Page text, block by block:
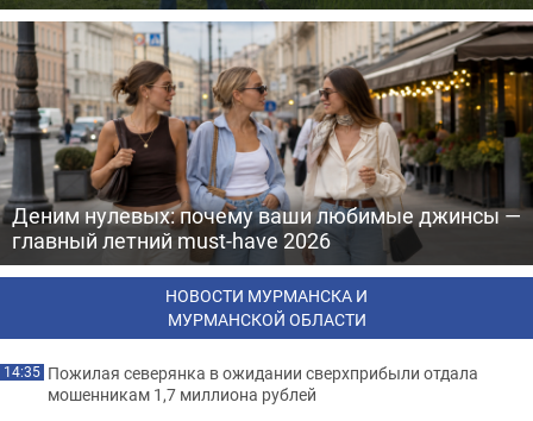
Деним нулевых: почему ваши любимые джинсы —
главный летний must-have 2026
НОВОСТИ МУРМАНСКА И
МУРМАНСКОЙ ОБЛАСТИ
14:35 Пожилая северянка в ожидании сверхприбыли отдала
мошенникам 1,7 миллиона рублей